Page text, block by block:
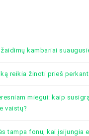
kambariai
reikia žinoti prieš perkant
miegui: kaip
vaistų?
tampa fonu, kai įsijungia